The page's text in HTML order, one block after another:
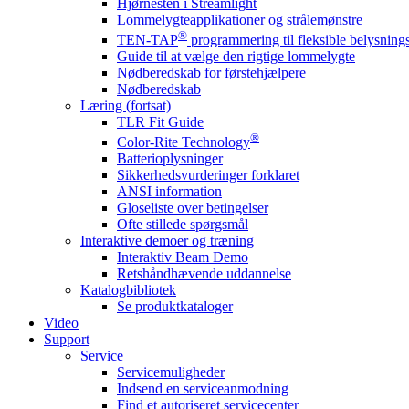
Lommelygteapplikationer og strålemønstre
TEN-TAP® programmering til fleksible
Guide til at vælge den rigtige lommelygte
Nødberedskab for førstehjælpere
Nødberedskab
Læring (fortsat)
TLR Fit Guide
Color-Rite Technology®
Batterioplysninger
Sikkerhedsvurderinger forklaret
ANSI information
Gloseliste over betingelser
Ofte stillede spørgsmål
Interaktive demoer og træning
Interaktiv Beam Demo
Retshåndhævende uddannelse
Katalogbibliotek
Se produktkataloger
Video
Support
Service
Servicemuligheder
Indsend en serviceanmodning
Find et autoriseret servicecenter